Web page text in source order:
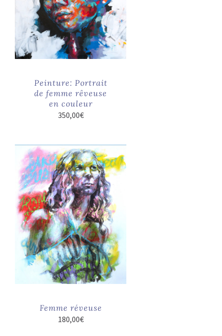
Peinture: Portrait
de femme rêveuse
en couleur
350,00€
Femme réveuse
180,00€